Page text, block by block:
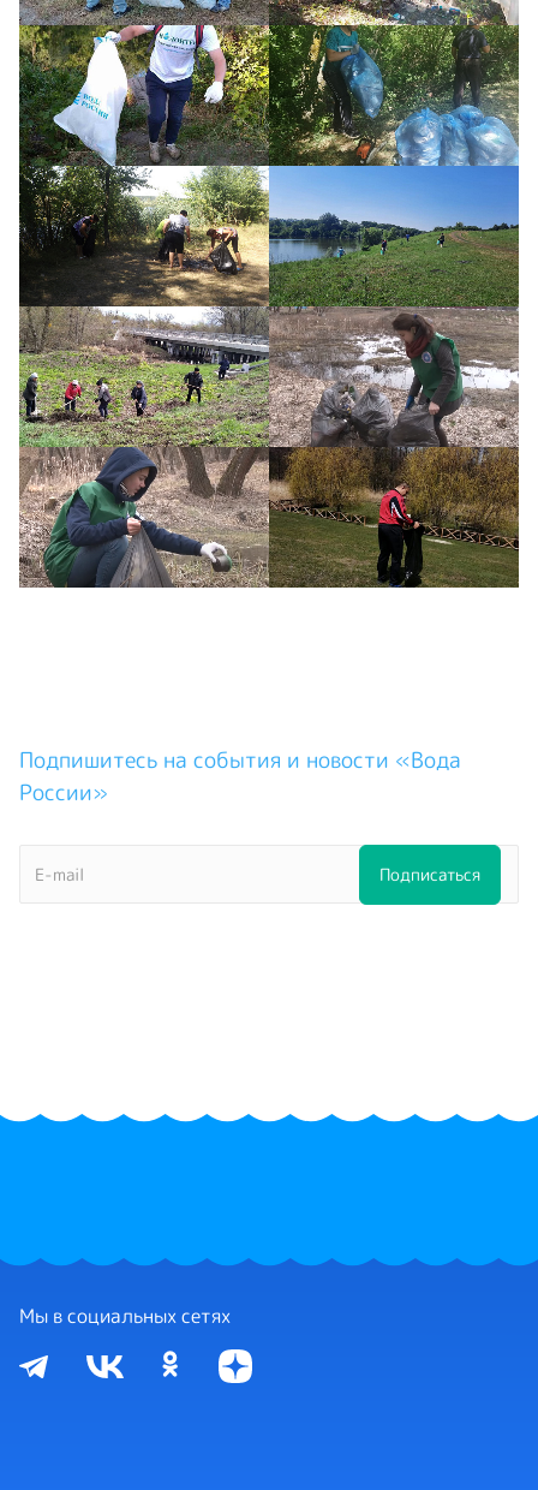
Подпишитесь на события и новости «Вода
России»
Мы в социальных сетях